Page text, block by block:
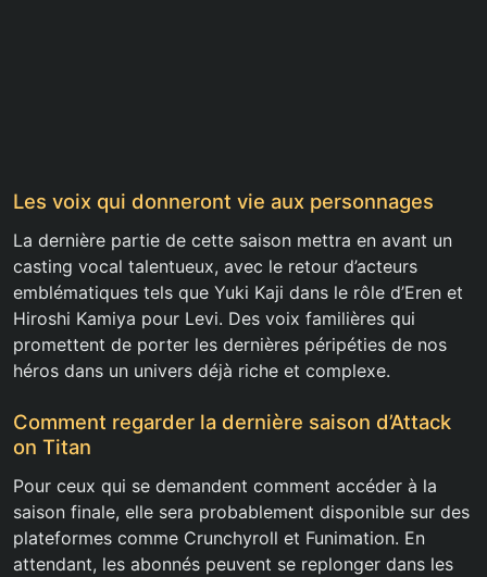
Les voix qui donneront vie aux personnages
La dernière partie de cette saison mettra en avant un
casting vocal talentueux, avec le retour d’acteurs
emblématiques tels que Yuki Kaji dans le rôle d’Eren et
Hiroshi Kamiya pour Levi. Des voix familières qui
promettent de porter les dernières péripéties de nos
héros dans un univers déjà riche et complexe.
Comment regarder la dernière saison d’Attack
on Titan
Pour ceux qui se demandent comment accéder à la
saison finale, elle sera probablement disponible sur des
plateformes comme Crunchyroll et Funimation. En
attendant, les abonnés peuvent se replonger dans les